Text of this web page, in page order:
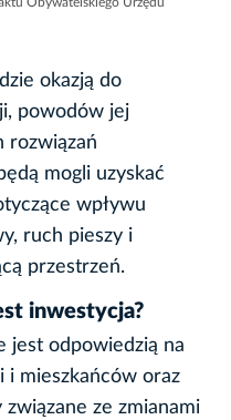
okazją do
powodów jej
rozwiązań
mogli uzyskać
wpływu
ruch pieszy i
przestrzeń.
inwestycja?
jest odpowiedzią na
i mieszkańców oraz
ze zmianami